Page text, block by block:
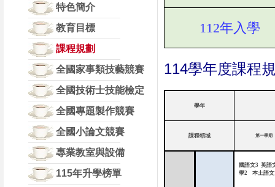
特色簡介
教育目標
課程規劃
全國家事類技藝競賽
全國技術士技能檢定
全國專題製作競賽
全國小論文競賽
專業教室與設備
115年升學榜單
112年入學
114學年度課程
學年
課程領域 第一學期
國語文3英語
學2本土語文